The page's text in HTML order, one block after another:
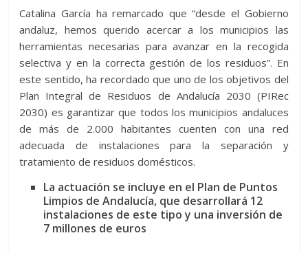
Catalina García ha remarcado que “desde el Gobierno
andaluz, hemos querido acercar a los municipios las
herramientas necesarias para avanzar en la recogida
selectiva y en la correcta gestión de los residuos”. En
este sentido, ha recordado que uno de los objetivos del
Plan Integral de Residuos de Andalucía 2030 (PIRec
2030) es garantizar que todos los municipios andaluces
de más de 2.000 habitantes cuenten con una red
adecuada de instalaciones para la separación y
tratamiento de residuos domésticos.
La actuación se incluye en el Plan de Puntos
Limpios de Andalucía, que desarrollará 12
instalaciones de este tipo y una inversión de
7 millones de euros